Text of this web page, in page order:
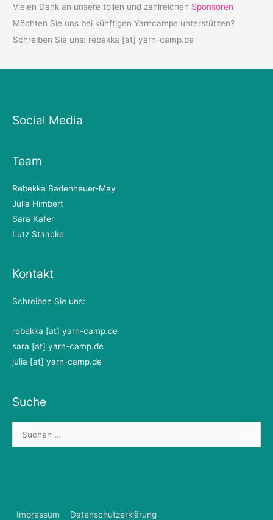
Vielen Dank an unsere tollen und zahlreichen Sponsoren
Möchten Sie uns bei künftigen Yarncamps unterstützen?
Schreiben Sie uns: rebekka [at] yarn-camp.de
Social Media
Team
Rebekka Badenheuer-May
Julia Himbert
Sara Käfer
Lutz Staacke
Kontakt
Schreiben Sie uns:
rebekka [at] yarn-camp.de
sara [at] yarn-camp.de
julia [at] yarn-camp.de
Suche
Suchen
Impressum Datenschutzerklärung